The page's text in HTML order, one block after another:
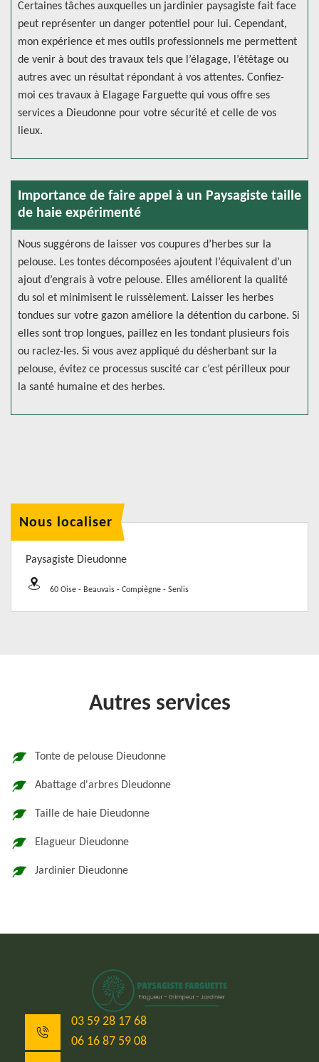
Certaines tâches auxquelles un jardinier paysagiste fait face
peut représenter un danger potentiel pour lui. Cependant,
mon expérience et mes outils professionnels me permettent
de venir à bout des travaux tels que l’élagage, l’étêtage ou
autres avec un résultat répondant à vos attentes. Confiez-
moi ces travaux à Elagage Farguette qui vous offre ses
services a Dieudonne pour votre sécurité et celle de vos
lieux.
Importance de faire appel à un Paysagiste taille
de haie expérimenté
Nous suggérons de laisser vos coupures d’herbes sur la
pelouse. Les tontes décomposées ajoutent l’équivalent d’un
ajout d’engrais à votre pelouse. Elles améliorent la qualité
du sol et minimisent le ruissèlement. Laisser les herbes
tondues sur votre gazon améliore la détention du carbone. Si
elles sont trop longues, paillez en les tondant plusieurs fois
ou raclez-les. Si vous avez appliqué du désherbant sur la
pelouse, évitez ce processus suscité car c’est périlleux pour
la santé humaine et des herbes.
Nous localiser
Paysagiste Dieudonne
60 Oise - Beauvais - Compiègne - Senlis
Autres services
Tonte de pelouse Dieudonne
Abattage d'arbres Dieudonne
Taille de haie Dieudonne
Elagueur Dieudonne
Jardinier Dieudonne
03 59 28 17 68
06 16 87 59 08